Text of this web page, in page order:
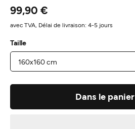
99,90 €
avec TVA, Délai de livraison: 4-5 jours
Taille
Dans le panier